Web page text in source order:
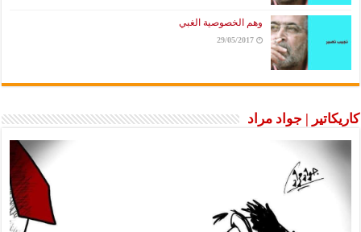
وهم الخصوصية الغبي
29/05/2017
كاريكاتير | جواد مراد